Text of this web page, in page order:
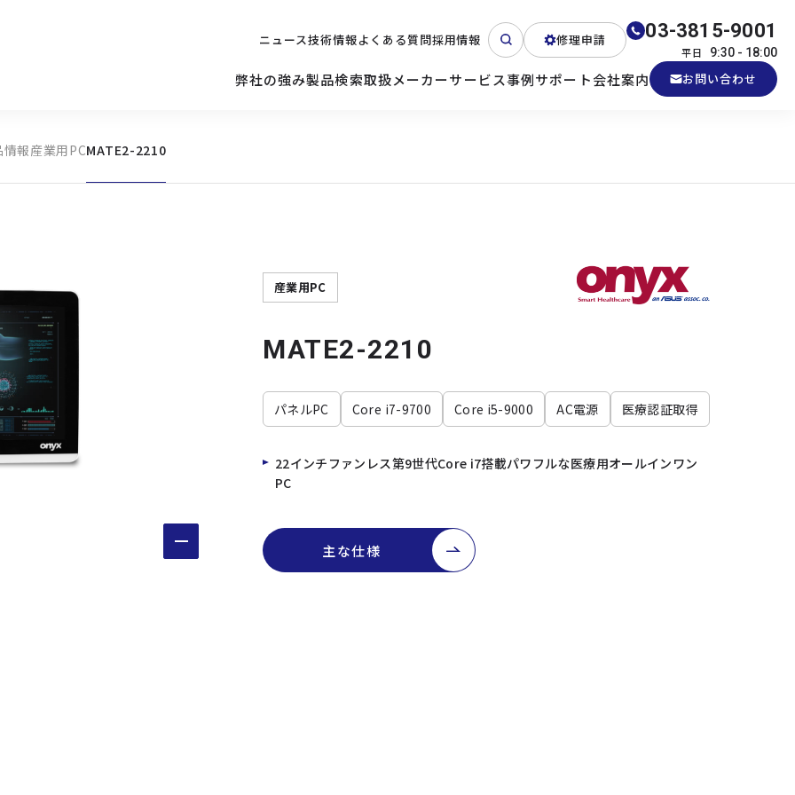
ニュース技術情報よくある質問採用情報 修理申請 03-3815-9001
平日 9:30 - 18:00
弊社の強み製品検索
サーバー 産業用PC
電源 (Zippy)
取扱メーカーサービス
キッティング
事例サポート
ご購入を検討されている方へ
会社案内 お問い合わせ
報産業用PCMATE2-2210
産業用PC
MATE2-2210
パネルPC Core i7-9700 Core i5-9000 AC電源 医療認証取得
22インチファンレス第9世代Core i7搭載パワフルな医療用オールインワン
PC
主な仕様